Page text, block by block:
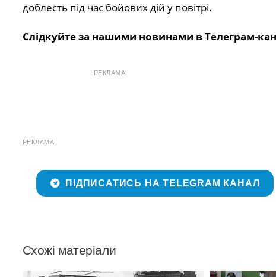
доблесть під час бойових дій у повітрі.
Слідкуйте за нашими новинами в Телеграм-
РЕКЛАМА
РЕКЛАМА
ПІДПИСАТИСЬ НА TELEGRAM КАНАЛ
Схожі матеріали